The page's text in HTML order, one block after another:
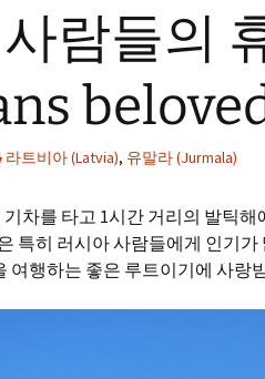
람들의
라트비아 (Latvia), 유말라 (Jurmala)
차를 타고 1시간 거리의 발틱
특히 러시아 사람들에게 인기
여행하는 좋은 루트이기에 사랑